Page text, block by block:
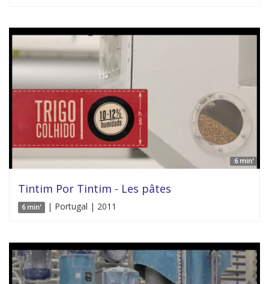
6 min'
Tintim Por Tintim - Les pâtes
6 min' | Portugal | 2011